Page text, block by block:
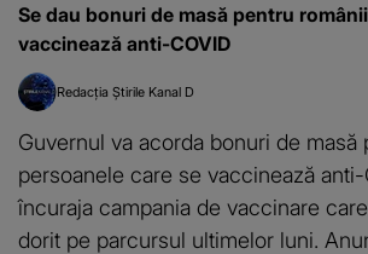
Se dau bonuri de masă pentru
vaccinează anti-COVID
Redacția Știrile Kanal D
Guvernul va acorda bonuri de masă
persoanele care se vaccinează
încuraja campania de vaccinare
dorit pe parcursul ultimelor luni.